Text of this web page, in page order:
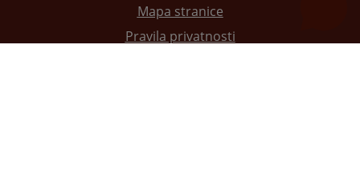
Mapa stranice
Pravila privatnosti